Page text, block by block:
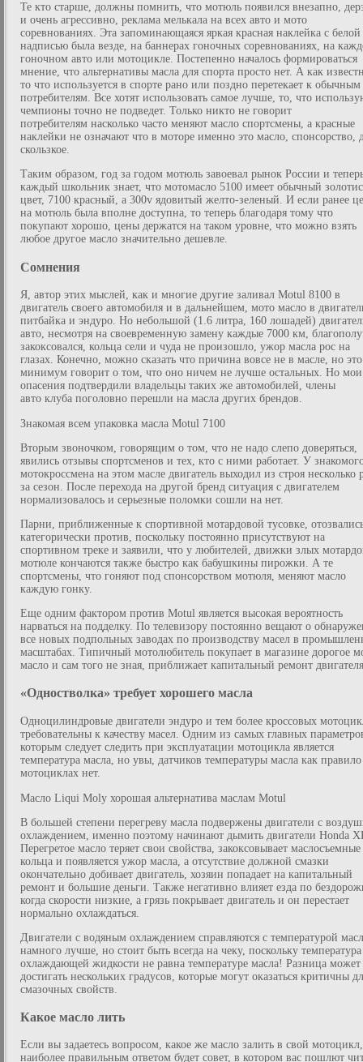
Те кто старше, должны помнить, что мотюль появился внезапно,
и очень агрессивно, реклама мелькала на всех авто и мото
соревнованиях. Эта запоминающаяся яркая красная наклейка с белой
надписью была везде, на баннерах гоночных соревнованиях, на
гоночном авто или мотоцикле. Постепенно началось формироваться
мнение, что альтернативы масла для спорта просто нет. А как
то что используется в спорте рано или поздно перетекает к обычным
потребителям. Все хотят использовать самое лучше, то, что
чемпионы точно не подведет. Только никто не говорит
потребителям насколько часто меняют масло спортсмены, а красные
наклейки не означают что в моторе именно это масло, спонсорство,
скользкое.
Таким образом, год за годом мотюль завоевал рынок России и
каждый школьник знает, что мотомасло 5100 имеет обычный
цвет, 7100 красный, а 300v ядовитый желто-зеленый. И если ранее
на мотюль была вполне доступна, то теперь благодаря тому что
покупают хорошо, цены держатся на таком уровне, что можно взять
любое другое масло значительно дешевле.
Сомнения
Я, автор этих мыслей, как и многие другие заливал Motul 8100 в
двигатель своего автомобиля и в дальнейшем, мото масло в
питбайка и эндуро. Но небольшой (1.6 литра, 160 лошадей)
авто, несмотря на своевременную замену каждые 7000 км,
закоксовался, кольца сели и чуда не произошло, ужор масла рос на
глазах. Конечно, можно сказать что причина вовсе не в масле, но
минимум говорит о том, что оно ничем не лучше остальных. Но мои
опасения подтвердили владельцы таких же автомобилей, члены
авто клуба поголовно перешли на масла других брендов.
Знакомая всем упаковка масла Motul 7100
Вторым звоночком, говорящим о том, что не надо слепо доверяться,
явились отзывы спортсменов и тех, кто с ними работает. У
мотокроссмена на этом масле двигатель выходил из строя несколько
за сезон. После перехода на другой бренд ситуация с двигателем
нормализовалось и серьезные поломки сошли на нет.
Парни, приближенные к спортивной мотардовой тусовке,
категорически против, поскольку постоянно присутствуют на
спортивном треке и заявили, что у любителей, движки злых
мотюле кончаются также быстро как бабушкины пирожки. А те
спортсмены, что гоняют под спонсорством мотюля, меняют масло
каждую гонку.
Еще одним фактором против Motul является высокая вероятность
нарваться на подделку. По телевизору постоянно вещают о
все новых подпольных заводах по производству масел в
масштабах. Типичный мотолюбитель покупает в магазине дорогое
масло и сам того не зная, приближает капитальный ремонт
«Одностволка» требует хорошего масла
Одноцилиндровые двигатели эндуро и тем более кроссовых
требовательны к качеству масел. Одним из самых главных
которым следует следить при эксплуатации мотоцикла является
температура масла, но увы, датчиков температуры масла как
мотоциклах нет.
Масло Liqui Moly хорошая альтернатива маслам Motul
В большей степени перегреву масла подвержены двигатели с
охлаждением, именно поэтому начинают дымить двигатели Honda
Перегретое масло теряет свои свойства, закоксовывает маслосъемные
кольца и появляется ужор масла, а отсутствие должной смазки
окончательно добивает двигатель, хозяин попадает на капитальный
ремонт и большие деньги. Также негативно влияет езда по
когда скорости низкие, а грязь покрывает двигатель и он перестает
нормально охлаждаться.
Двигатели с водяным охлаждением справляются с температурой
намного лучше, но стоит быть всегда на чеку, поскольку температура
охлаждающей жидкости не равна температуре масла! Разница может
достигать нескольких градусов, которые могут оказаться критичны
смазочных свойств.
Какое масло лить
Если вы задаетесь вопросом, какое же масло залить в свой мотоцикл,
наиболее правильным ответом будет совет, в котором вас пошлют